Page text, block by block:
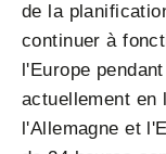
de la
continuer à
l'Europe
actuellement en
l'Allemagne et